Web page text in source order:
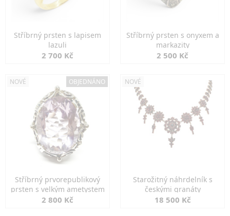
Stříbrný prsten s lapisem
lazuli
2 700 Kč
Stříbrný prsten s onyxem a
markazity
2 500 Kč
NOVÉ OBJEDNÁNO
Stříbrný prvorepublikový
prsten s velkým ametystem
2 800 Kč
NOVÉ
Starožitný náhrdelník s
českými granáty
18 500 Kč